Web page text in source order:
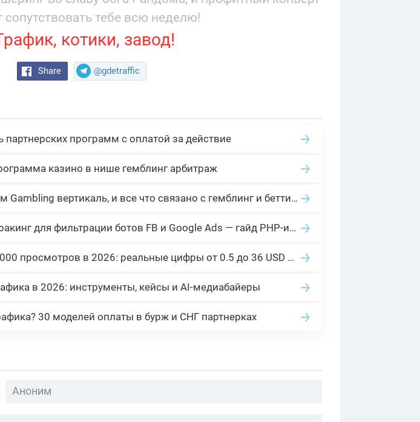
сопутствовать тебе всю неделю!
котики, завод!
Share @gdetraffic
партнерских программ с оплатой за действие
казино в нише гемблинг арбитраж
2026 Гемблинг это: Разбираем Gambling вертикаль, и все что связано с гемблинг и беттинг офферами
Cloaking House: облачный клоакинг для фильтрации ботов FB и Google Ads — гайд PHP-интеграции 2026
Сколько платит YouTube за 1000 просмотров в 2026: реальные цифры от 0.5 до 36 USD по ГЕО
в 2026: инструменты, кейсы и AI-медиабайеры
30 моделей оплаты в бурж и СНГ партнерках